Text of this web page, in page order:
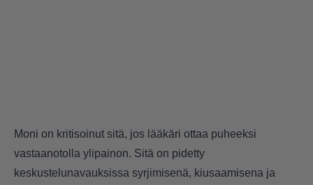
Moni on kritisoinut sitä, jos lääkäri ottaa puheeksi
vastaanotolla ylipainon. Sitä on pidetty
keskustelunavauksissa syrjimisenä, kiusaamisena ja